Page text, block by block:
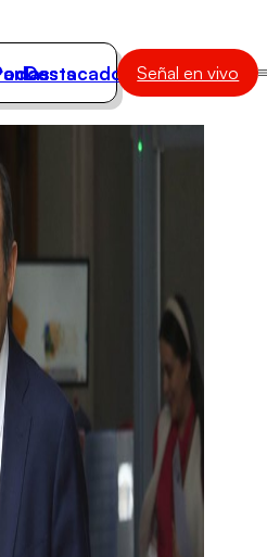
Destacados Señal en vivo